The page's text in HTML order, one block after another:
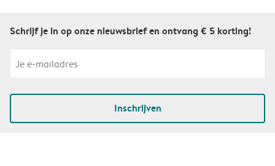
Schrijf je in op onze nieuwsbrief en ontvang € 5 korting!
Inschrijven